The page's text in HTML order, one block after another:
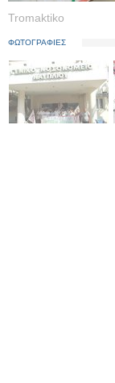
Tromaktiko
ΦΩΤΟΓΡΑΦΙΕΣ